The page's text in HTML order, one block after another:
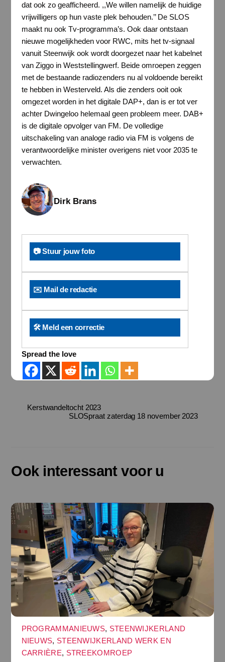
dat ook zo geafficheerd. ,,We willen namelijk de huidige
vrijwilligers op hun vaste plek behouden.’’ De SLOS
maakt nu ook Tv-programma’s. Ook daar ontstaan
nieuwe mogelijkheden voor RWC, mits het tv-signaal
vanuit Steenwijk ook wordt doorgezet naar het kabelnet
van Ziggo in Weststellingwerf. Beide omroepen zeggen
met de bestaande radiozenders nu al voldoende bereikt
te hebben in Westerveld. Als die zenders ooit ook
omgezet worden in het digitale DAP+, dan is er tot ver
achter Dwingeloo helemaal geen probleem meer. DAB+
is de digitale opvolger van FM. De volledige
uitschakeling van analoge radio via FM is volgens de
verantwoordelijke minister overigens niet voor 2035 te
verwachten.
Dirk Brans
📷 Stuur jouw foto
✉️ Mail de redactie
🛠️ Meld een correctie
Spread the love
Kerstwandeltocht 2023
SLOSpraat zaterdag 18 november 2023
Ook interessant voor u
PROGRAMMANIEUWS, STEENWIJKERLAND
NIEUWS, STEENWIJKERLAND WERK EN
CARRIÈRE, STREEKOMROEP